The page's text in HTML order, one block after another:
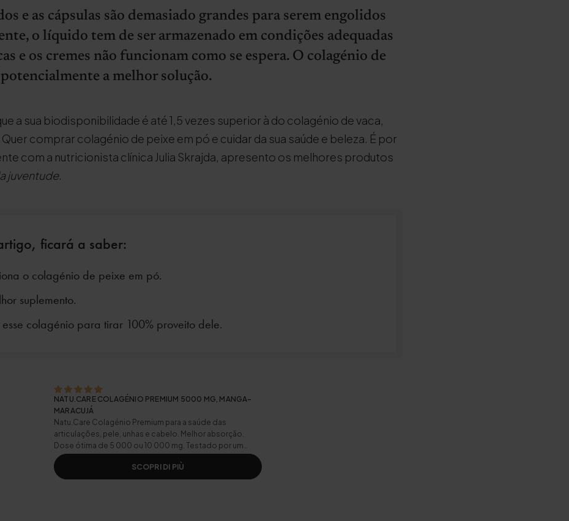
e as cápsulas são demasiado grandes para serem engolidos
o líquido tem de ser armazenado em condições adequadas
e os cremes não funcionam como se espera. O colagénio de
a melhor solução.
a sua biodisponibilidade é até 1,5 vezes superior à do colagénio de vaca,
comprar colagénio de peixe em pó e cuidar da sua saúde e beleza. É por
com a nutricionista clínica Julia Skrajda, apresento os melhores produtos
juventude.
ficará a saber:
o colagénio de peixe em pó.
suplemento.
esse colagénio para tirar 100% proveito dele.
NATU.CARE COLAGÉNIO PREMIUM 5000 MG, MANGA-
MARACUJÁ
Natu.Care Colagénio Premium para a saúde das
articulações, pele, unhas e cabelo. Melhor absorção.
Dose ótima de 5 000 ou 10 000 mg. Testado por um
laboratório independente.
SCOPRI DI PIÙ